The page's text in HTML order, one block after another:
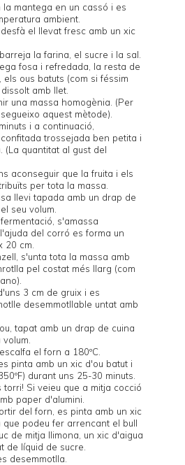
mantega en un cassó i es
ambient.
el llevat fresc amb un xic
la farina, el sucre i la sal.
fosa i refredada, la resta de
ous batuts (com si féssim
amb llet.
una massa homogènia. (Per
aquest mètode).
i a continuació,
trossejada ben petita i
(La quantitat al gust del
aconseguir que la fruita i els
per tota la massa.
llevi tapada amb un drap de
seu volum.
s'amassa
del corró es forma un
20 cm.
s'unta tota la massa amb
pel costat més llarg (com
3 cm de gruix i es
desemmotllable untat amb
tapat amb un drap de cuina
el forn a 180ºC.
pinta amb un xic d'ou batut i
durant uns 25-30 minuts.
torri! Si veieu que a mitja cocció
paper d'alumini.
del forn, es pinta amb un xic
podeu fer arrencant el bull
de mitja llimona, un xic d'aigua
de líquid de sucre.
desemmotlla.